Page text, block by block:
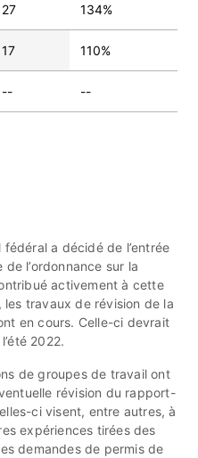
27 134%
17 110%
-- --
fédéral a décidé de l’entrée
l’ordonnance sur la
activement à cette
les travaux de révision de la
en cours. Celle-ci devrait
2022.
de groupes de travail ont
révision du rapport-
ci visent, entre autres, à
expériences tirées des
demandes de permis de